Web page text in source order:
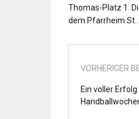
Thomas-Platz 1.
dem Pfarrheim St.
VORHERIGER
Ein voller